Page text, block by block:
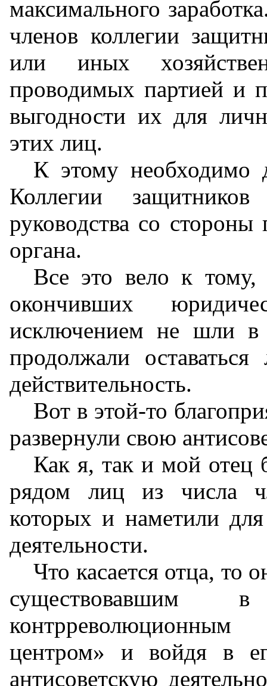
максимального
членов коллегии
или иных
проводимых партией и
выгодности их для
этих лиц.
К этому необходимо
Коллегии защитников
руководства со
органа.
Все это вело к
окончивших
исключением не шли в
продолжали
действительность.
Вот в этой-то
развернули свою
Как я, так и мой
рядом лиц из числа
которых и наметили для
деятельности.
Что касается отца, то
существовавшим
контрреволюционным
центром» и войдя в
антисоветскую